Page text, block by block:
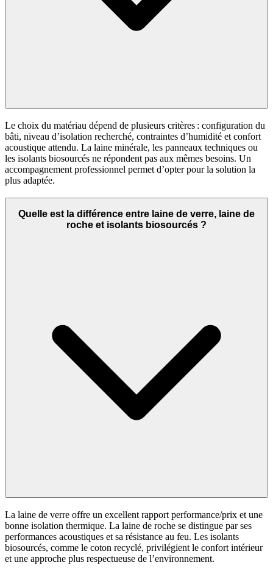
Le choix du matériau dépend de plusieurs critères : configuration du
bâti, niveau d’isolation recherché, contraintes d’humidité et confort
acoustique attendu. La laine minérale, les panneaux techniques ou
les isolants biosourcés ne répondent pas aux mêmes besoins. Un
accompagnement professionnel permet d’opter pour la solution la
plus adaptée.
Quelle est la différence entre laine de verre, laine de
roche et isolants biosourcés ?
La laine de verre offre un excellent rapport performance/prix et une
bonne isolation thermique. La laine de roche se distingue par ses
performances acoustiques et sa résistance au feu. Les isolants
biosourcés, comme le coton recyclé, privilégient le confort intérieur
et une approche plus respectueuse de l’environnement.